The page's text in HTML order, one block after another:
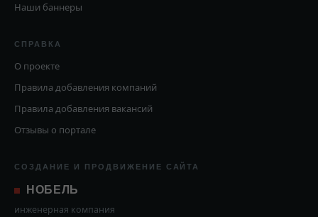
Наши баннеры
СПРАВКА
О проекте
Правила добавления компаний
Правила добавления вакансий
Отзывы о портале
СОЗДАНИЕ И ПРОДВИЖЕНИЕ САЙТА
НОБЕЛЬ
инженерная компания